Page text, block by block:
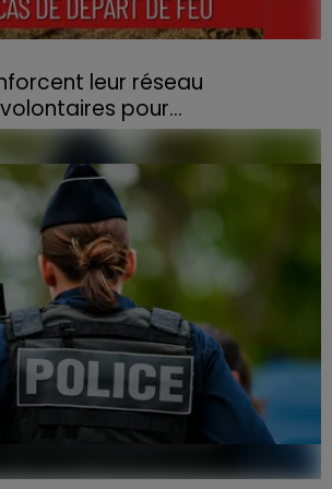
leur réseau
pour...
et aux risques de départs de feu,
des Vosges a lancé un appel
pour venir en aide...